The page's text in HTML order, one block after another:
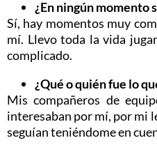
¿En ningún momento
Sí, hay momentos muy
mí. Llevo toda la vida
complicado.
¿Qué o quién fue lo
Mis compañeros de
interesaban por mí, por mi
seguían teniéndome en